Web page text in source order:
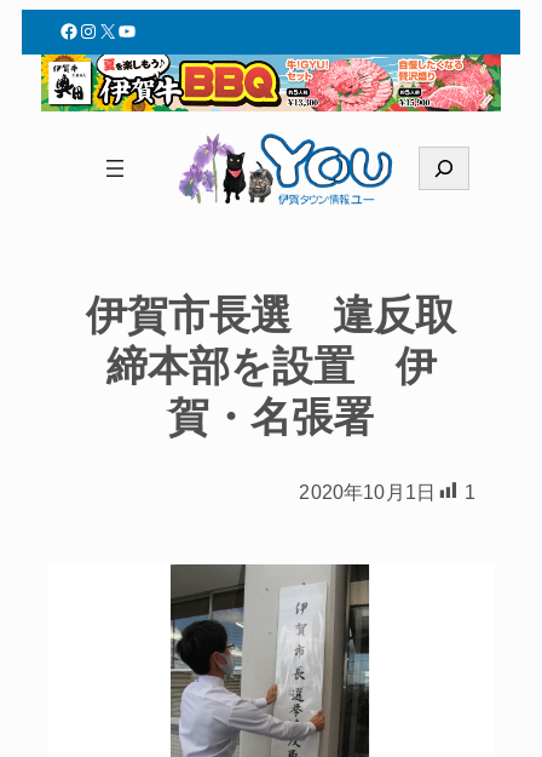
Facebook
Instagram
X YouTube
索
伊賀市長選 違反取
締本部を設置 伊
賀・名張署
2020年10月1日 1